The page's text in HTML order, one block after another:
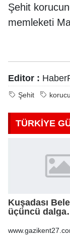
Şehit
memleketi
Editor :
Şehit korucu
TÜRKİYE
Kuşadası
üçüncü dalga